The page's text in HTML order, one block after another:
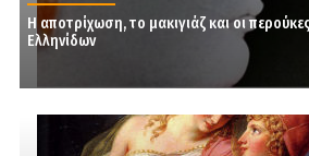
Η αποτρίχωση, το μακιγιάζ και οι
Ελληνίδων